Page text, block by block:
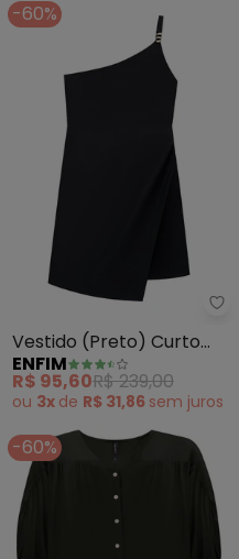
- Vestido Feminino
-60%
Vestido (Preto) Curto
Assimétrico
ENFIM
R$ 95,60R$ 239,00
ou 3x de R$ 31,86 sem juros
-60%